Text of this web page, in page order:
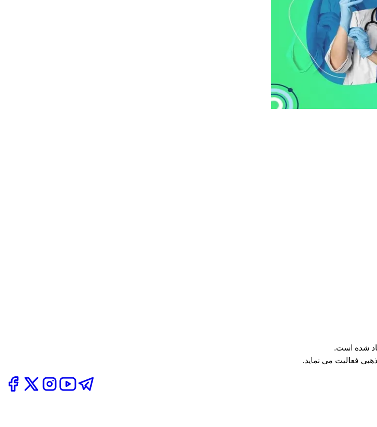
شده است.
فعالیت می نماید.